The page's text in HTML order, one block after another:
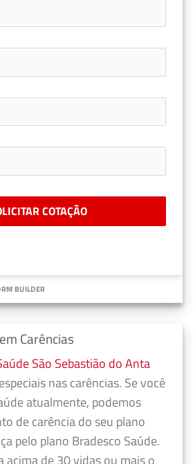
COTAÇÃO
BUILDER
Carências
São Sebastião do Anta
nas carências. Se você
atualmente, podemos
de carência do seu plano
pelo plano Bradesco Saúde.
acima de 30 vidas ou mais o